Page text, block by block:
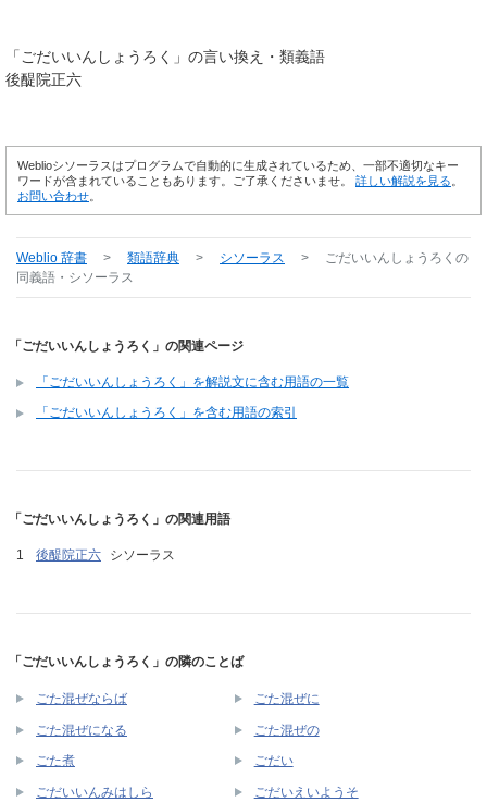
「 ごだいいんしょうろく
」の言い換え・類義語
後醍院正六
Weblioシソーラスはプログラムで自動的に生成されているため、一部不適切なキー
ワードが含まれていることもあります。ご了承くださいませ。 詳しい解説を見る
お問い合わせ
Weblio 辞書 > 類語辞典 > シソーラス > ごだいいんしょうろく の
同義語・シソーラス
「ごだいいんしょうろく」の関連ページ
「ごだいいんしょうろく」を解説文に含む用語の一覧
「ごだいいんしょうろく」を含む用語の索引
「ごだいいんしょうろく」の関連用語
後醍院正六 シソーラス
「ごだいいんしょうろく」の隣のことば
ごた混ぜならば ごた混ぜに
ごた混ぜになる ごた混ぜの
ごた煮 ごだい
ごだいいんみはしら ごだいえいようそ